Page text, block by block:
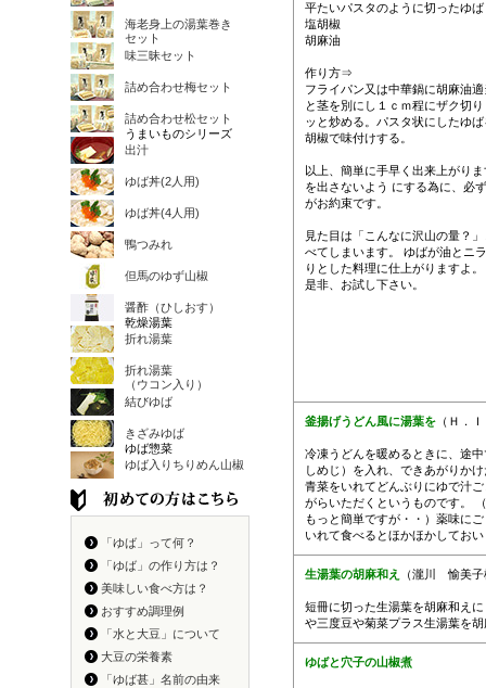
平たいパスタのように切ったゆば
塩胡椒
胡麻油
作り方⇒
フライパン又は中華鍋に胡麻油
と茎を別にし１ｃｍ程にザク切
ッと炒める。パスタ状にしたゆ
胡椒で味付けする。
以上、簡単に手早く出来上がり
を出さないよう にする為に、必
がお約束です。
見た目は「こんなに沢山の量？
べてしまいます。 ゆばが油とニ
りとした料理に仕上がりますよ。
是非、お試し下さい。
釜揚げうどん風に湯葉を （Ｈ．
冷凍うどんを暖めるときに、途
しめじ）を入れ、できあがりか
青菜をいれてどんぶりにゆで汁
がらいただくというものです。
もっと簡単ですが・・）薬味に
いれて食べるとほかほかしてお
生湯葉の胡麻和え （瀧川 愉美子
短冊に切った生湯葉を胡麻和え
や三度豆や菊菜プラス生湯葉を
ゆばと穴子の山椒煮
海老身上の湯葉巻き
セット
味三昧セット
詰め合わせ梅セット
詰め合わせ松セット
うまいものシリーズ
出汁
ゆば丼(2人用)
ゆば丼(4人用)
鴨つみれ
但馬のゆず山椒
醤酢（ひしおす）
乾燥湯葉
折れ湯葉
折れ湯葉
（ウコン入り）
結びゆば
きざみゆば
ゆば惣菜
ゆば入りちりめん山椒
「ゆば」って何？
「ゆば」の作り方は？
美味しい食べ方は？
おすすめ調理例
「水と大豆」について
大豆の栄養素
「ゆば甚」名前の由来